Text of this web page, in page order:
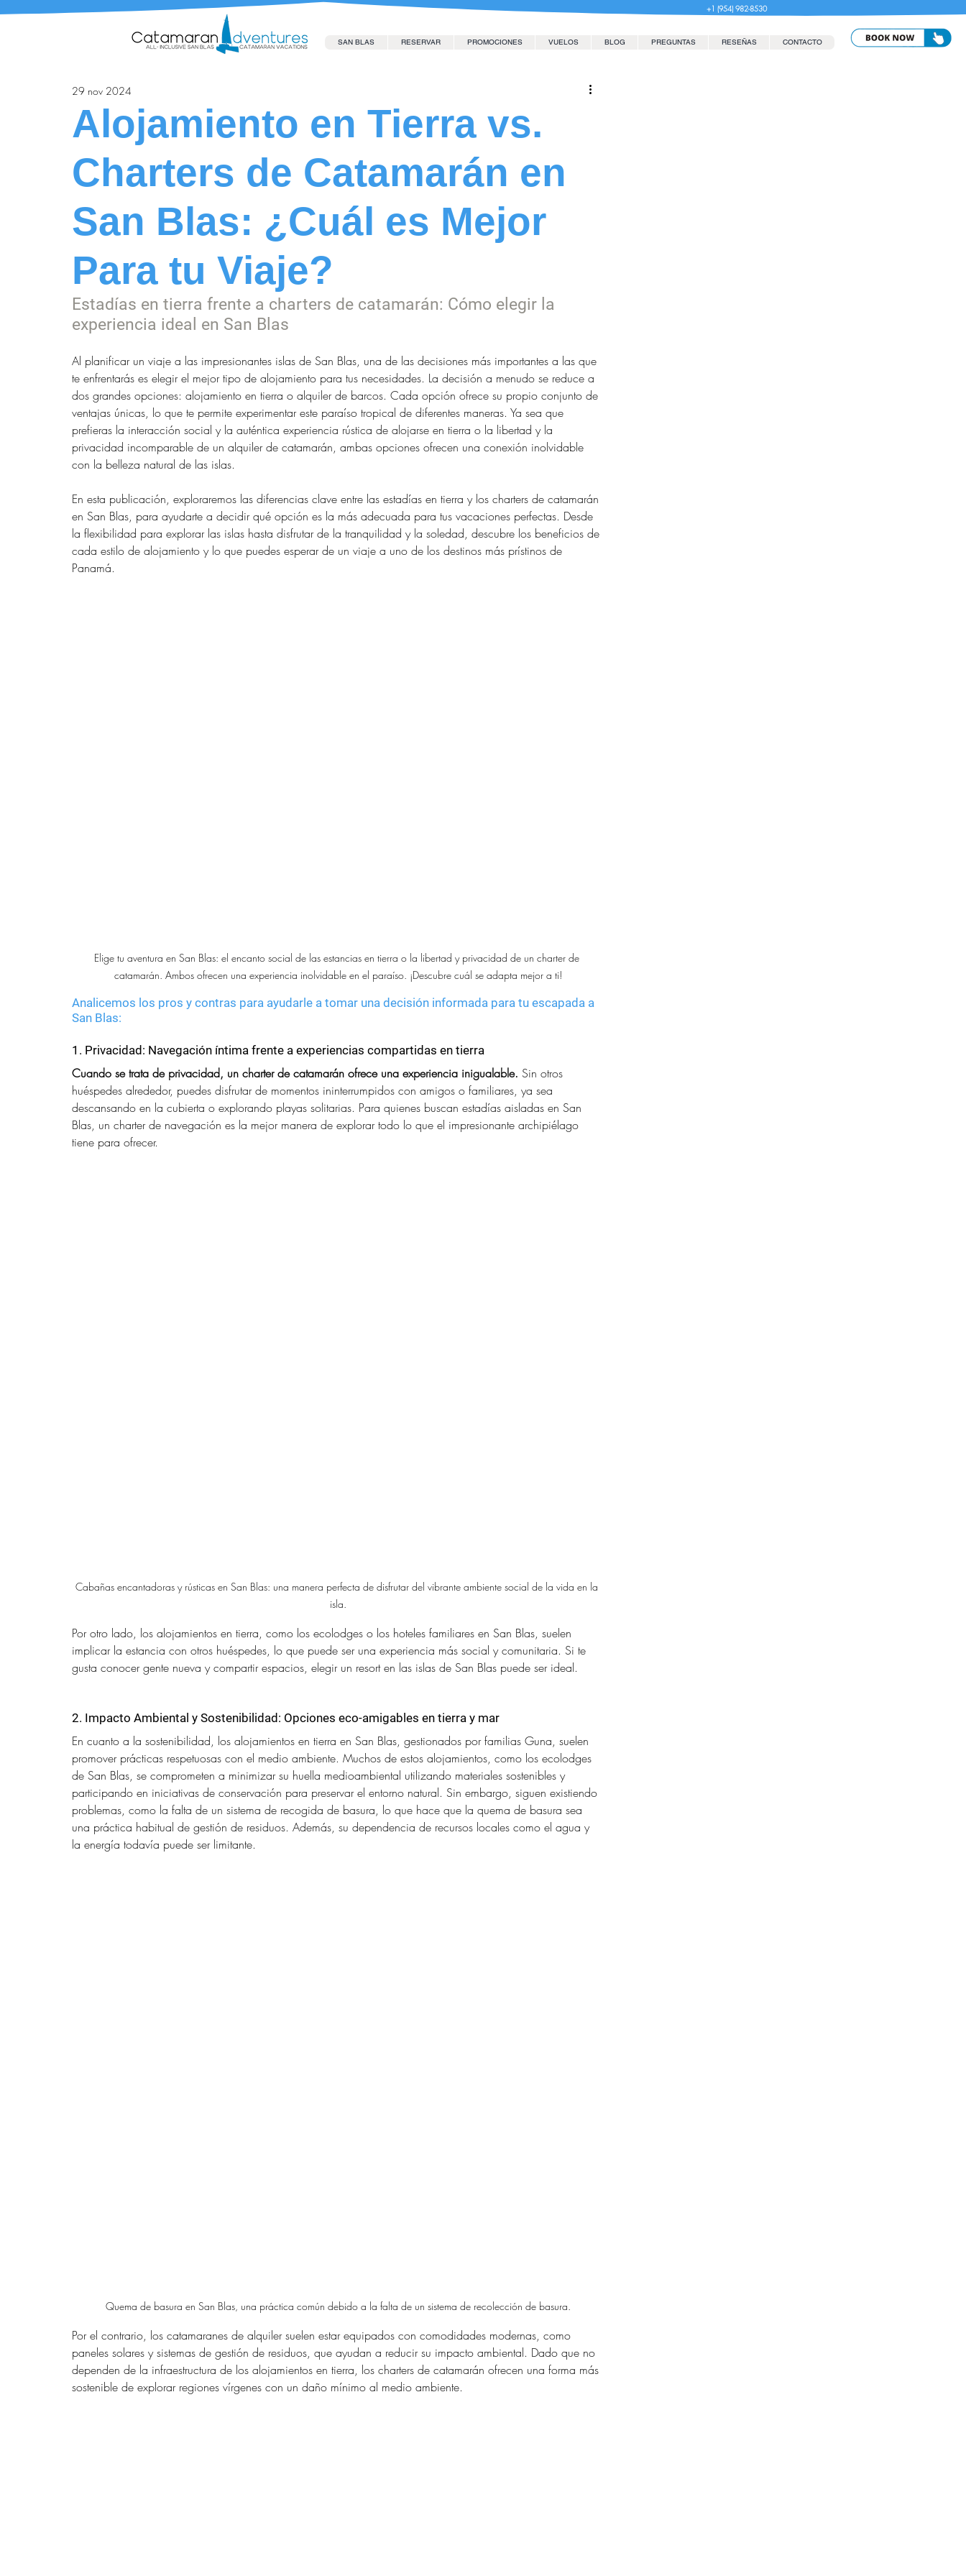
+1 (954) 982-8530
SAN BLAS RESERVAR PROMOCIONES VUELOS BLOG PREGUNTAS RESEÑAS CONTACTO
Alojamiento en Tierra vs.
Charters de Catamarán en
San Blas: ¿Cuál es Mejor
Para tu Viaje?
29 nov 2024
Estadías en tierra frente a charters de catamarán: Cómo elegir la
experiencia ideal en San Blas
Al planificar un viaje a las impresionantes islas de San Blas, una de las decisiones más importantes a las que
te enfrentarás es elegir el mejor tipo de alojamiento para tus necesidades. La decisión a menudo se reduce a
dos grandes opciones: alojamiento en tierra o alquiler de barcos. Cada opción ofrece su propio conjunto de
ventajas únicas, lo que te permite experimentar este paraíso tropical de diferentes maneras. Ya sea que
prefieras la interacción social y la auténtica experiencia rústica de alojarse en tierra o la libertad y la
privacidad incomparable de un alquiler de catamarán, ambas opciones ofrecen una conexión inolvidable
con la belleza natural de las islas.
En esta publicación, exploraremos las diferencias clave entre las estadías en tierra y los charters de catamarán
en San Blas, para ayudarte a decidir qué opción es la más adecuada para tus vacaciones perfectas. Desde
la flexibilidad para explorar las islas hasta disfrutar de la tranquilidad y la soledad, descubre los beneficios de
cada estilo de alojamiento y lo que puedes esperar de un viaje a uno de los destinos más prístinos de
Panamá.
Elige tu aventura en San Blas: el encanto social de las estancias en tierra o la libertad y privacidad de un charter de
catamarán. Ambos ofrecen una experiencia inolvidable en el paraíso. ¡Descubre cuál se adapta mejor a ti!
Analicemos los pros y contras para ayudarle a tomar una decisión informada para tu escapada a
San Blas:
1. Privacidad: Navegación íntima frente a experiencias compartidas en tierra
Cuando se trata de privacidad, un charter de catamarán ofrece una experiencia inigualable. Sin otros
huéspedes alrededor, puedes disfrutar de momentos ininterrumpidos con amigos o familiares, ya sea
descansando en la cubierta o explorando playas solitarias. Para quienes buscan estadías aisladas en San
Blas, un charter de navegación es la mejor manera de explorar todo lo que el impresionante archipiélago
tiene para ofrecer.
Cabañas encantadoras y rústicas en San Blas: una manera perfecta de disfrutar del vibrante ambiente social de la vida en la
isla.
Por otro lado, los alojamientos en tierra, como los ecolodges o los hoteles familiares en San Blas, suelen
implicar la estancia con otros huéspedes, lo que puede ser una experiencia más social y comunitaria. Si te
gusta conocer gente nueva y compartir espacios, elegir un resort en las islas de San Blas puede ser ideal.
2. Impacto Ambiental y Sostenibilidad: Opciones eco-amigables en tierra y mar
En cuanto a la sostenibilidad, los alojamientos en tierra en San Blas, gestionados por familias Guna, suelen
promover prácticas respetuosas con el medio ambiente. Muchos de estos alojamientos, como los ecolodges
de San Blas, se comprometen a minimizar su huella medioambiental utilizando materiales sostenibles y
participando en iniciativas de conservación para preservar el entorno natural. Sin embargo, siguen existiendo
problemas, como la falta de un sistema de recogida de basura, lo que hace que la quema de basura sea
una práctica habitual de gestión de residuos. Además, su dependencia de recursos locales como el agua y
la energía todavía puede ser limitante.
Quema de basura en San Blas, una práctica común debido a la falta de un sistema de recolección de basura.
Por el contrario, los catamaranes de alquiler suelen estar equipados con comodidades modernas, como
paneles solares y sistemas de gestión de residuos, que ayudan a reducir su impacto ambiental. Dado que no
dependen de la infraestructura de los alojamientos en tierra, los charters de catamarán ofrecen una forma más
sostenible de explorar regiones vírgenes con un daño mínimo al medio ambiente.